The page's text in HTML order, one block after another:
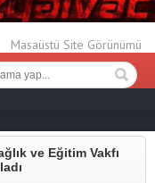
Masaüstü Site Görünümü
ve Eğitim Vakfı